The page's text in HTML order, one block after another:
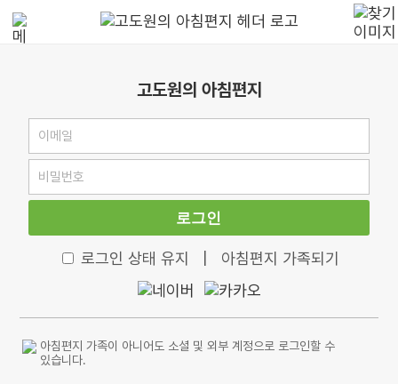
고도원의 아침편지
로그인
로그인 상태 유지 아침편지 가족되기
아침편지 가족이 아니어도 소셜 및 외부 계정으로 로그인할 수
있습니다.